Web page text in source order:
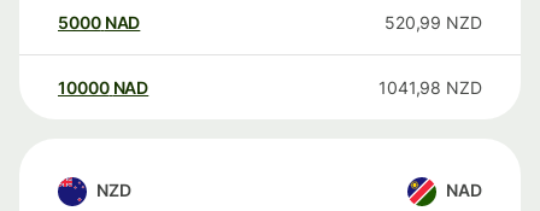
5000 NAD 520,99 NZD
10000 NAD 1041,98 NZD
NZD NAD